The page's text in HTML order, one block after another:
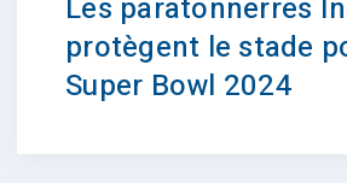
Les paratonnerres
protègent le stade
Super Bowl 2024